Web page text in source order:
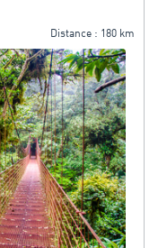
Distance : 180 km